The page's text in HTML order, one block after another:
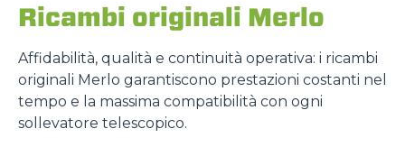
Ricambi originali Merlo
Affidabilità, qualità e continuità operativa: i ricambi
originali Merlo garantiscono prestazioni costanti nel
tempo e la massima compatibilità con ogni
sollevatore telescopico.